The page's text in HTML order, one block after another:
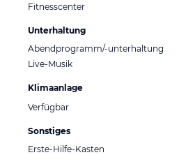
Fitnesscenter
Unterhaltung
Abendprogramm/-unterhaltung
Live-Musik
Klimaanlage
Verfügbar
Sonstiges
Erste-Hilfe-Kasten